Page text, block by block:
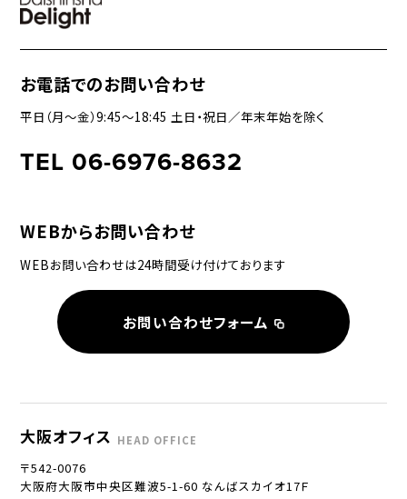
お電話でのお問い合わせ
平日（月〜金）9:45〜18:45 土日・祝日／年末年始を除く
TEL 06-6976-8632
WEBからお問い合わせ
WEBお問い合わせは24時間受け付けております
お問い合わせフォーム
大阪オフィス HEAD OFFICE
〒542-0076
大阪府大阪市中央区難波5-1-60 なんばスカイオ17Ｆ